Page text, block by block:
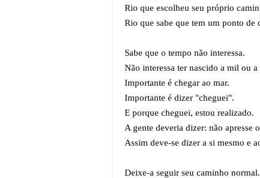
Rio que escolheu seu próprio
Rio que sabe que tem um ponto de
Sabe que o tempo não interessa.
Não interessa ter nascido a mil ou
Importante é chegar ao mar.
Importante é dizer "cheguei".
E porque cheguei, estou realizado.
A gente deveria dizer: não apresse
Assim deve-se dizer a si mesmo e
Deixe-a seguir seu caminho normal.